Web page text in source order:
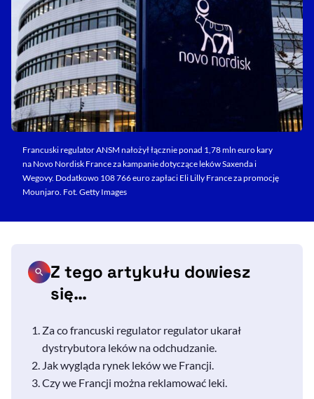
Francuski regulator ANSM nałożył łącznie ponad 1,78 mln euro kary
na Novo Nordisk France za kampanie dotyczące leków Saxenda i
Wegovy. Dodatkowo 108 766 euro zapłaci Eli Lilly France za promocję
Mounjaro. Fot. Getty Images
Z tego artykułu dowiesz
się…
Za co francuski regulator regulator ukarał
dystrybutora leków na odchudzanie.
Jak wygląda rynek leków we Francji.
Czy we Francji można reklamować leki.